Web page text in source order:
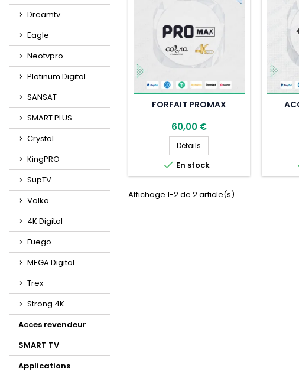
Dreamtv
Eagle
Neotvpro
Platinum Digital
SANSAT
SMART PLUS
Crystal
KingPRO
SupTV
Volka
4K Digital
Fuego
MEGA Digital
Trex
Strong 4K
Acces revendeur
SMART TV
Applications
FORFAIT PROMAX
60,00 €
Détails
 En stock
Affichage 1-2 de 2 article(s)